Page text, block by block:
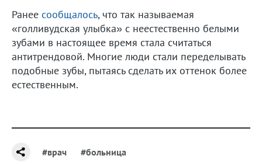
Ранее сообщалось, что так называемая
«голливудская улыбка» с неестественно белыми
зубами в настоящее время стала считаться
антитрендовой. Многие люди стали переделывать
подобные зубы, пытаясь сделать их оттенок более
естественным.
#врач #больница